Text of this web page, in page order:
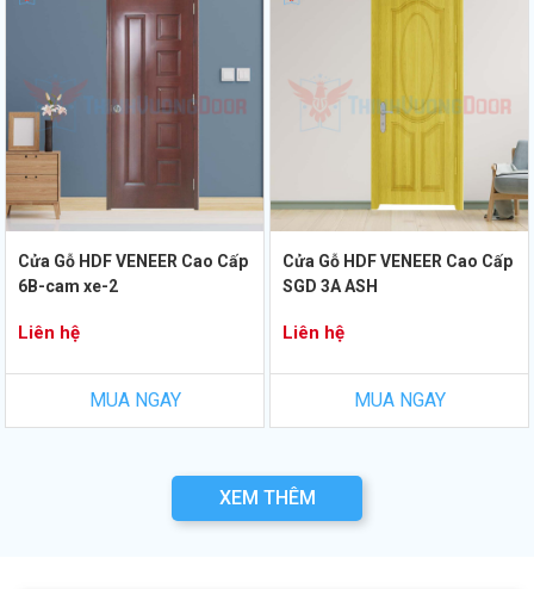
Cửa Gỗ HDF VENEER Cao Cấp
6B-cam xe-2
Liên hệ
MUA NGAY
Cửa Gỗ HDF VENEER Cao Cấp
SGD 3A ASH
Liên hệ
MUA NGAY
XEM THÊM